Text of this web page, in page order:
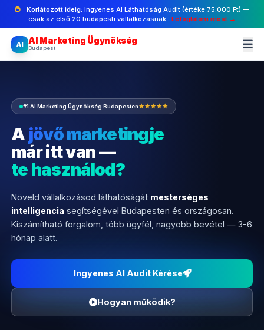
Korlátozott ideig: Ingyenes AI Láthatóság Audit (értéke 75.000 Ft) —
csak az első 20 budapesti vállalkozásnak
Lefoglalom most →
AI AI Marketing Ügynökség
Budapest
#1 AI Marketing Ügynökség Budapesten★★★★★
A jövő marketingje
már itt van —
te használod?
Növeld vállalkozásod láthatóságát mesterséges
intelligencia segítségével Budapesten és országosan.
Kiszámítható forgalom, több ügyfél, nagyobb bevétel — 3-6
hónap alatt.
Ingyenes AI Audit Kérése
Hogyan működik?